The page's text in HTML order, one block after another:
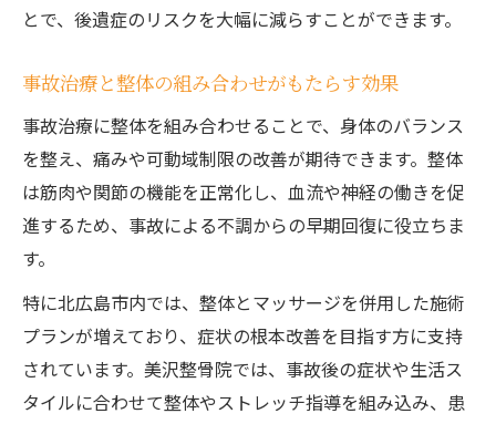
とで、後遺症のリスクを大幅に減らすことができます。
事故治療と整体の組み合わせがもたらす効果
事故治療に整体を組み合わせることで、身体のバランス
を整え、痛みや可動域制限の改善が期待できます。整体
は筋肉や関節の機能を正常化し、血流や神経の働きを促
進するため、事故による不調からの早期回復に役立ちま
す。
特に北広島市内では、整体とマッサージを併用した施術
プランが増えており、症状の根本改善を目指す方に支持
されています。美沢整骨院では、事故後の症状や生活ス
タイルに合わせて整体やストレッチ指導を組み込み、患